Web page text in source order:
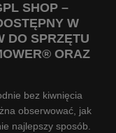
SHOP –
W
DO SPRZĘTU
ORAZ
bez kiwnięcia
obserwować, jak
najlepszy sposób.